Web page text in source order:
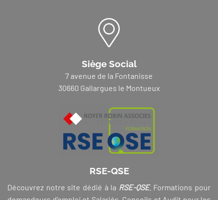
Siège Social
7 avenue de la Fontanisse
30660 Gallargues le Montueux
RSE-QSE
Découvrez notre site dédié à la RSE-QSE. Formations pour